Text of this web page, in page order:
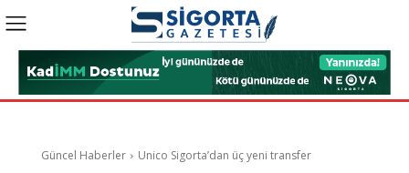
Güncel Haberler Unico Sigorta’dan üç yeni transfer